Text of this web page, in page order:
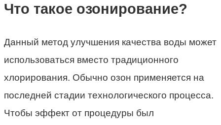
Что такое озонирование?
Данный метод улучшения качества воды может
использоваться вместо традиционного
хлорирования. Обычно озон применяется на
последней стадии технологического процесса.
Чтобы эффект от процедуры был